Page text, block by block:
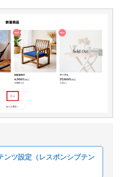
ンツ設定（レスポンシブテン